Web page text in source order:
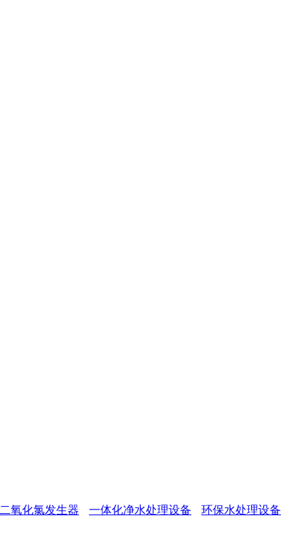
二氧化氯发生器 一体化净水处理设备 环保水处理设备